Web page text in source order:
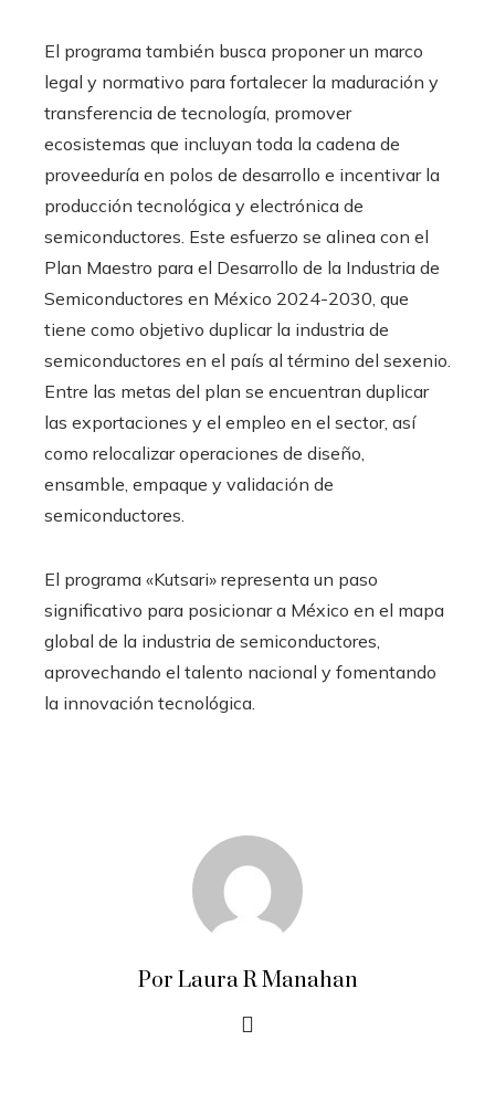
El programa también busca proponer un marco
legal y normativo para fortalecer la maduración y
transferencia de tecnología, promover
ecosistemas que incluyan toda la cadena de
proveeduría en polos de desarrollo e incentivar la
producción tecnológica y electrónica de
semiconductores. Este esfuerzo se alinea con el
Plan Maestro para el Desarrollo de la Industria de
Semiconductores en México 2024-2030, que
tiene como objetivo duplicar la industria de
semiconductores en el país al término del sexenio.
Entre las metas del plan se encuentran duplicar
las exportaciones y el empleo en el sector, así
como relocalizar operaciones de diseño,
ensamble, empaque y validación de
semiconductores.
El programa «Kutsari» representa un paso
significativo para posicionar a México en el mapa
global de la industria de semiconductores,
aprovechando el talento nacional y fomentando
la innovación tecnológica.
Por Laura R Manahan